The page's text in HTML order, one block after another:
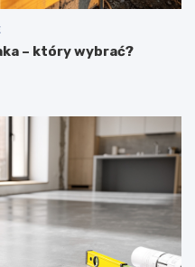
– który wybrać?